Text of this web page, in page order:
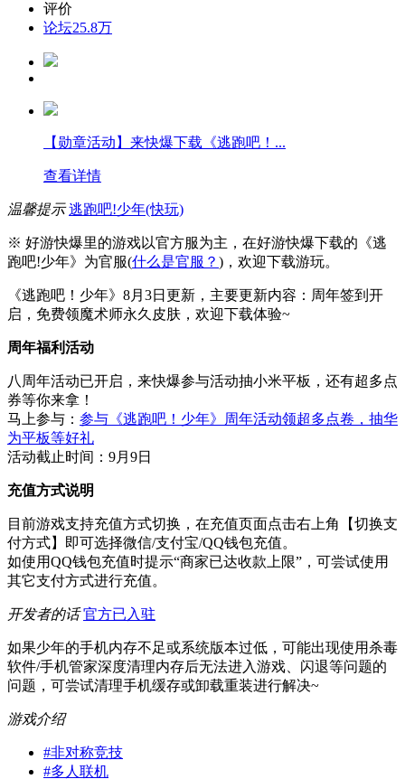
评价
论坛25.8万
【勋章活动】来快爆下载《逃跑吧！...
查看详情
温馨提示 逃跑吧!少年(快玩)
※ 好游快爆里的游戏以官方服为主，在好游快爆下载的《逃
跑吧!少年》为官服(什么是官服？ )，欢迎下载游玩。
《逃跑吧！少年》8月3日更新，主要更新内容：周年签到开
启，免费领魔术师永久皮肤，欢迎下载体验~
周年福利活动
八周年活动已开启，来快爆参与活动抽小米平板，还有超多点
券等你来拿！
马上参与： 参与《逃跑吧！少年》周年活动领超多点卷，抽华
为平板等好礼
活动截止时间：9月9日
充值方式说明
目前游戏支持充值方式切换，在充值页面点击右上角【切换支
付方式】即可选择微信/支付宝/QQ钱包充值。
如使用QQ钱包充值时提示“商家已达收款上限”，可尝试使用
其它支付方式进行充值。
开发者的话 官方已入驻
如果少年的手机内存不足或系统版本过低，可能出现使用杀毒
软件/手机管家深度清理内存后无法进入游戏、闪退等问题的
问题，可尝试清理手机缓存或卸载重装进行解决~
游戏介绍
#非对称竞技
#多人联机